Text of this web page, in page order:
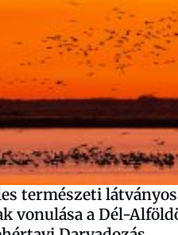
természeti
vonulása a Dél-